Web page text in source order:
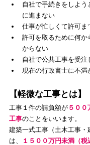
自社で手続きをしよう
に進まない
仕事が忙しくて許可ま
許可を取るために何か
からない
自社で公共工事を受注
現在の行政書士に不満
【軽微な工事とは】
工事１件の請負額が ５０
工事のことをいいます。
建築一式工事（土木工事・
は、
１５００万円未満（税